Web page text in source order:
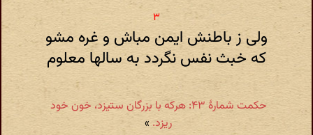
ولی ز باطنش ایمن مباش و غره مشو
که خبث نفس نگردد به سالها معلوم
حکمت شمارهٔ ۴۳: هرکه با بزرگان ستیزد، خون خود
ریزد. »